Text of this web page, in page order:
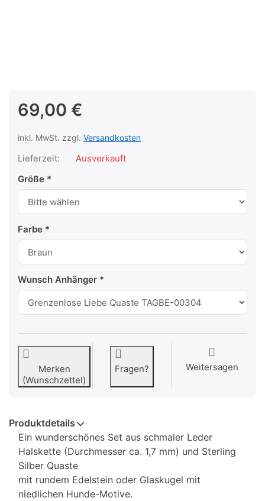
69,00 €
inkl. MwSt. zzgl. Versandkosten
Lieferzeit:
Ausverkauft
Größe
Farbe
Wunsch Anhänger
Merken
(Wunschzettel)
Fragen? Weitersagen
Produktdetails
Ein wunderschönes Set aus schmaler Leder
Halskette (Durchmesser ca. 1,7 mm) und Sterling
Silber Quaste
mit rundem Edelstein oder Glaskugel mit
niedlichen Hunde-Motive.